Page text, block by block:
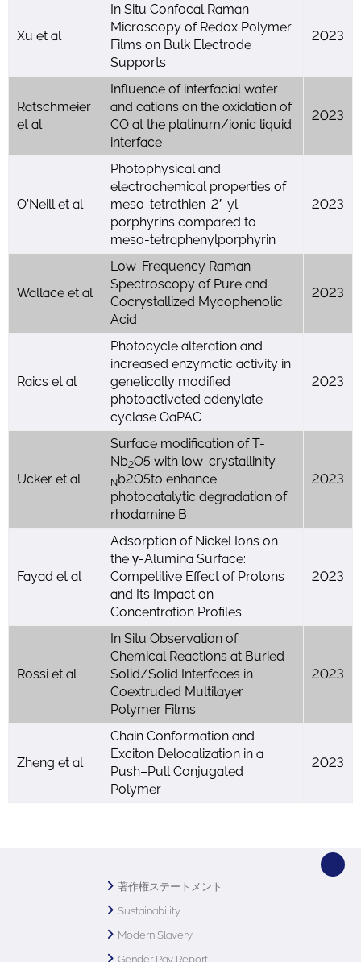
Xu et al
In Situ Confocal Raman
Microscopy of Redox Polymer
Films on Bulk Electrode
Supports
2023
Ratschmeier
et al
Influence of interfacial water
and cations on the oxidation of
CO at the platinum/ionic liquid
interface
2023
O’Neill et al
Photophysical and
electrochemical properties of
meso-tetrathien-2′-yl
porphyrins compared to
meso-tetraphenylporphyrin
2023
Wallace et al
Low-Frequency Raman
Spectroscopy of Pure and
Cocrystallized Mycophenolic
Acid
2023
Raics et al
Photocycle alteration and
increased enzymatic activity in
genetically modified
photoactivated adenylate
cyclase OaPAC
2023
Ucker et al
Surface modification of T-
Nb2O5 with low-crystallinity
Nb2O5to enhance
photocatalytic degradation of
rhodamine B
2023
Fayad et al
Adsorption of Nickel Ions on
the γ-Alumina Surface:
Competitive Effect of Protons
and Its Impact on
Concentration Profiles
2023
Rossi et al
In Situ Observation of
Chemical Reactions at Buried
Solid/Solid Interfaces in
Coextruded Multilayer
Polymer Films
2023
Zheng et al
Chain Conformation and
Exciton Delocalization in a
Push–Pull Conjugated
Polymer
2023
著作権ステートメント
Sustainability
Modern Slavery
Gender Pay Report